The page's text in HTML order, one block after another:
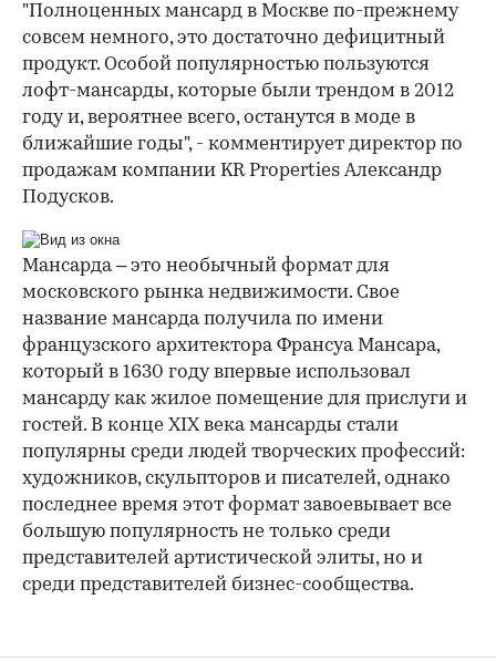
"Полноценных мансард в Москве по-прежнему
совсем немного, это достаточно дефицитный
продукт. Особой популярностью пользуются
лофт-мансарды, которые были трендом в 2012
году и, вероятнее всего, останутся в моде в
ближайшие годы", - комментирует директор по
продажам компании KR Properties Александр
Подусков.
Мансарда – это необычный формат для
московского рынка недвижимости. Свое
название мансарда получила по имени
французского архитектора Франсуа Мансара,
который в 1630 году впервые использовал
мансарду как жилое помещение для прислуги и
гостей. В конце XIX века мансарды стали
популярны среди людей творческих профессий:
художников, скульпторов и писателей, однако
последнее время этот формат завоевывает все
большую популярность не только среди
представителей артистической элиты, но и
среди представителей бизнес-сообщества.